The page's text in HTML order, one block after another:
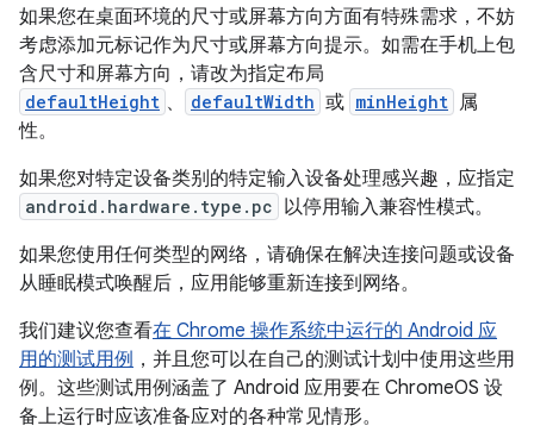
如果您在桌面环境的尺寸或屏幕方向方面有特殊需求，不妨
考虑添加元标记作为尺寸或屏幕方向提示。如需在手机上包
含尺寸和屏幕方向，请改为指定布局
defaultHeight 、 defaultWidth 或 minHeight 属
性。
如果您对特定设备类别的特定输入设备处理感兴趣，应指定
android.hardware.type.pc 以停用输入兼容性模式。
如果您使用任何类型的网络，请确保在解决连接问题或设备
从睡眠模式唤醒后，应用能够重新连接到网络。
我们建议您查看在 Chrome 操作系统中运行的 Android 应
用的测试用例 ，并且您可以在自己的测试计划中使用这些用
例。这些测试用例涵盖了 Android 应用要在 ChromeOS 设
备上运行时应该准备应对的各种常见情形。